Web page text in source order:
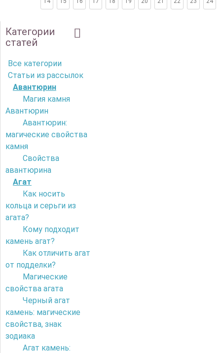
Категории
статей
Все категории
Статьи из рассылок
Авантюрин
Магия камня
Авантюрин
Авантюрин:
магические свойства
камня
Свойства
авантюрина
Агат
Как носить
кольца и серьги из
агата?
Кому подходит
камень агат?
Как отличить агат
от подделки?
Магические
свойства агата
Черный агат
камень: магические
свойства, знак
зодиака
Агат камень: